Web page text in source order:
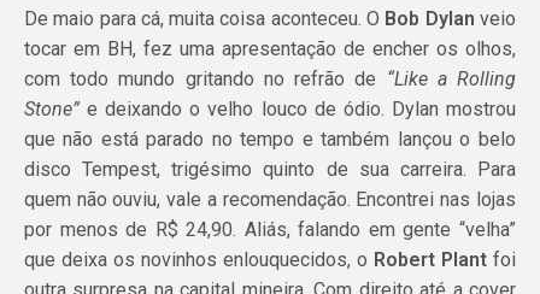
De maio para cá, muita coisa aconteceu. O Bob Dylan veio
tocar em BH, fez uma apresentação de encher os olhos,
com todo mundo gritando no refrão de “Like a Rolling
Stone”e deixando o velho louco de ódio. Dylan mostrou
que não está parado no tempo e também lançou o belo
disco Tempest, trigésimo quinto de sua carreira. Para
quem não ouviu, vale a recomendação. Encontrei nas lojas
por menos de R$ 24,90. Aliás, falando em gente “velha”
que deixa os novinhos enlouquecidos, o Robert Plantfoi